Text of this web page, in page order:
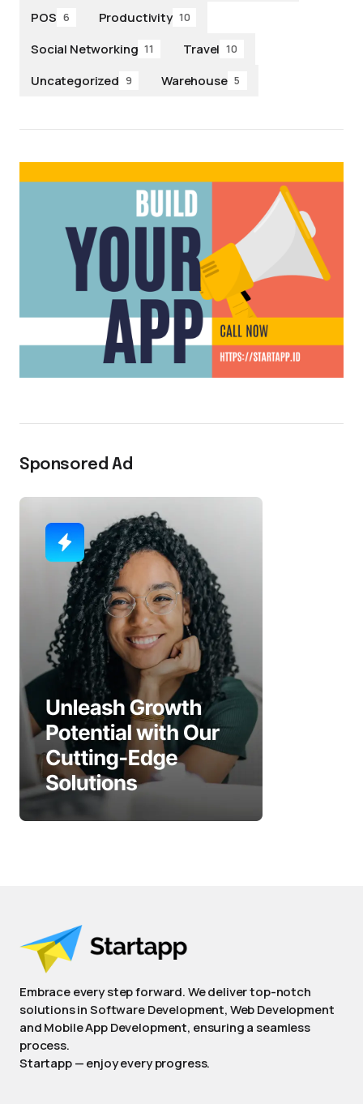
POS 6 Productivity 10
Social Networking 11 Travel 10
Uncategorized 9 Warehouse 5
Sponsored Ad
Embrace every step forward. We deliver top-notch
solutions in Software Development, Web Development
and Mobile App Development, ensuring a seamless
process.
Startapp — enjoy every progress.